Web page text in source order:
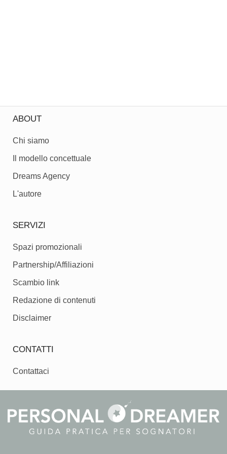
ABOUT
Chi siamo
Il modello concettuale
Dreams Agency
L'autore
SERVIZI
Spazi promozionali
Partnership/Affiliazioni
Scambio link
Redazione di contenuti
Disclaimer
CONTATTI
Contattaci